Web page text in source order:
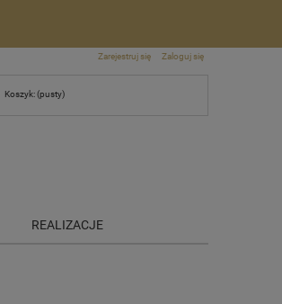
Zarejestruj się Zaloguj się
Koszyk:(pusty)
REALIZACJE